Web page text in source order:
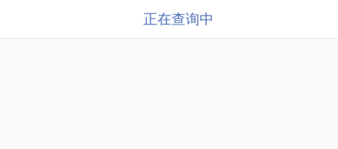
正在查询中